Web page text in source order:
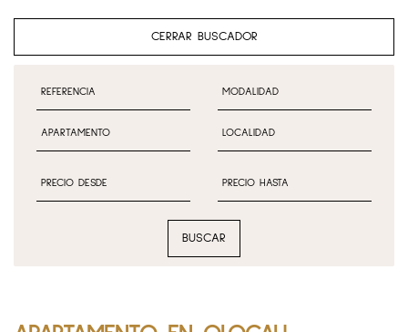
CERRAR BUSCADOR
BUSCAR